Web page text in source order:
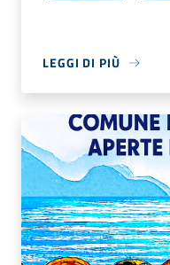
LEGGI DI PIÙ